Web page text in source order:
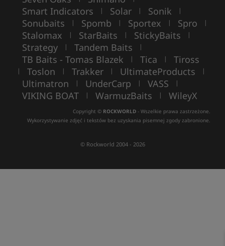
Smart Indicators | Solar | Sonik |
Sonubaits | Spomb | Sportex | Spro |
Stalomax | StarBaits | StickyBaits |
Strategy | Tandem Baits |
TB Baits - Tomas Blazek | Tica | Tiross
| Toslon | Trakker | UltimateProducts |
Ultimatron | UnderCarp | VASS |
VIKING BOAT | WarmuzBaits | WileyX
Copyright © ROCKWORLD - Wszelkie prawa zastrzeżone.
Wykorzystywanie zdjęć i tekstów bez uzyskania pisemnej zgody zabronione.
© Rockworld 2004 - 2026